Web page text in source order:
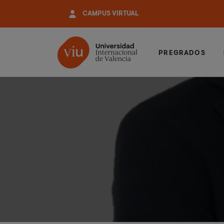
contenido
CAMPUS VIRTUAL
PREGRADOS